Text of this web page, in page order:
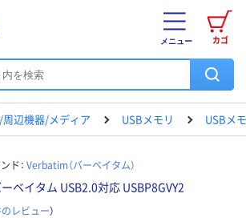
カゴ
メニュー
辺機器/メディア USBメモリ USBメ
ド： Verbatim（バーベイタム）
ベイタム USB2.0対応 USBP8GVY2
レビュー）